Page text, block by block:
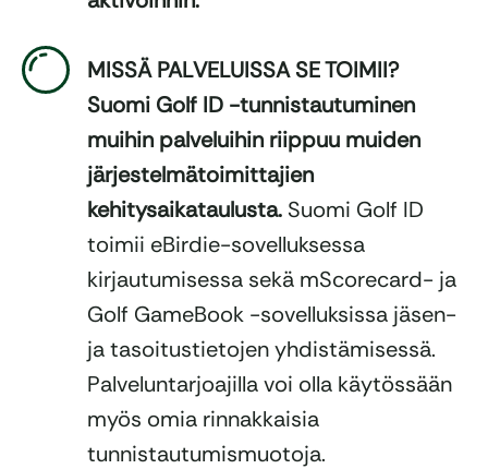
MISSÄ PALVELUISSA SE TOIMII?
Suomi Golf ID -tunnistautuminen
muihin palveluihin riippuu muiden
järjestelmätoimittajien
kehitysaikataulusta. Suomi Golf ID
toimii eBirdie-sovelluksessa
kirjautumisessa sekä mScorecard- ja
Golf GameBook -sovelluksissa jäsen-
ja tasoitustietojen yhdistämisessä.
Palveluntarjoajilla voi olla käytössään
myös omia rinnakkaisia
tunnistautumismuotoja.